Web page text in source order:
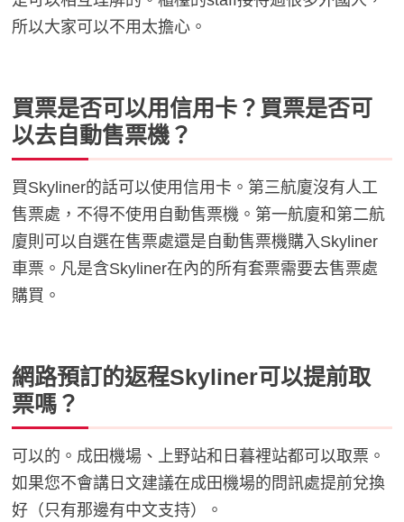
所以大家可以不用太擔心。
買票是否可以用信用卡？買票是否可
以去自動售票機？
買Skyliner的話可以使用信用卡。第三航廈沒有人工
售票處，不得不使用自動售票機。第一航廈和第二航
廈則可以自選在售票處還是自動售票機購入Skyliner
車票。凡是含Skyliner在內的所有套票需要去售票處
購買。
網路預訂的返程Skyliner可以提前取
票嗎？
可以的。成田機場、上野站和日暮裡站都可以取票。
如果您不會講日文建議在成田機場的問訊處提前兌換
好（只有那邊有中文支持）。